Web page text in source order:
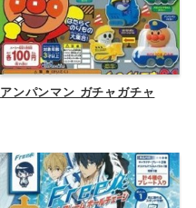
アンパンマン ガチャガチャ